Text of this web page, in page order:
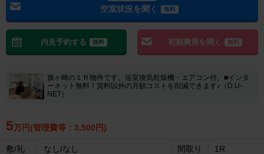
空室状況を聞く 無料
内見予約する 無料 初期費用を聞く 無料
旗ヶ崎の１Ｒ物件です。浴室換気乾燥機・エアコン付。■インタ
ーネット無料！賃料以外の月額コストを削減できます♪（D.U-
NET）
5万円(管理費等：3,500円)
敷/礼 なし/なし 間取り 1R